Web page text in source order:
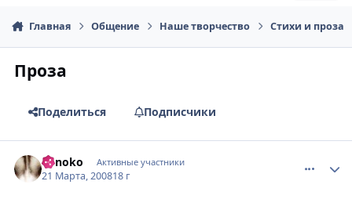
Главная Общение Наше творчество Стихи и проза
Проза
Поделиться Подписчики
Sonoko Активные участники
21 Марта, 200818 г